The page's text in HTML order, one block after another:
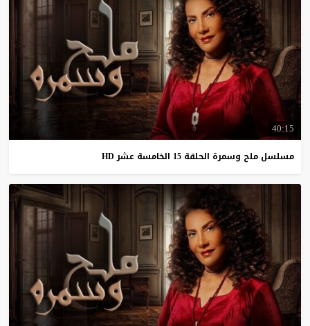
40:15
مسلسل ملح وسمرة الحلقة 15 الخامسة عشر HD